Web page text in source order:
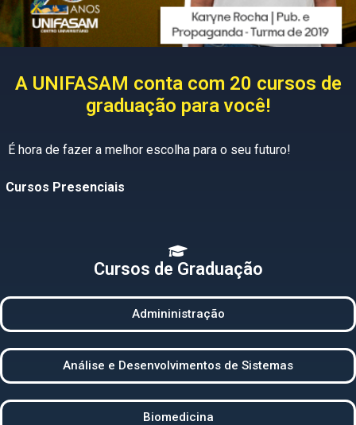
A UNIFASAM conta com 20 cursos de
graduação para você!
É hora de fazer a melhor escolha para o seu futuro!
Cursos Presenciais
Cursos de Graduação
Admininistração
Análise e Desenvolvimentos de Sistemas
Biomedicina